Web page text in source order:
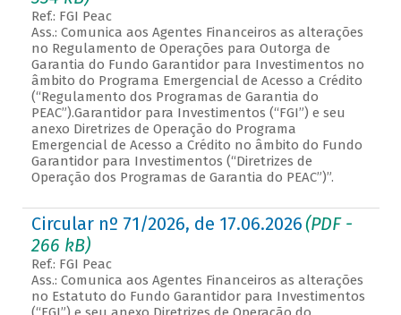
Ref.: FGI Peac
Ass.: Comunica aos Agentes Financeiros as alterações
no Regulamento de Operações para Outorga de
Garantia do Fundo Garantidor para Investimentos no
âmbito do Programa Emergencial de Acesso a Crédito
(“Regulamento dos Programas de Garantia do
PEAC”).Garantidor para Investimentos (“FGI”) e seu
anexo Diretrizes de Operação do Programa
Emergencial de Acesso a Crédito no âmbito do Fundo
Garantidor para Investimentos (“Diretrizes de
Operação dos Programas de Garantia do PEAC”)”.
Circular nº 71/2026, de 17.06.2026(PDF -
266 kB)
Ref.: FGI Peac
Ass.: Comunica aos Agentes Financeiros as alterações
no Estatuto do Fundo Garantidor para Investimentos